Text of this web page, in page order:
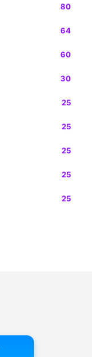
80
64
60
30
25
25
25
25
25